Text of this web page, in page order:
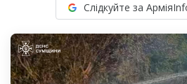
Слідкуйте за